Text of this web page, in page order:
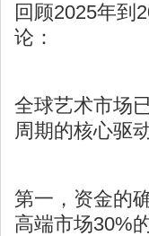
回顾2025年到
论：
全球艺术市场
周期的核心驱
第一，资金的
高端市场30%